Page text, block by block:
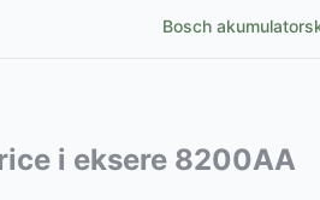
Bosch
i eksere 8200AA